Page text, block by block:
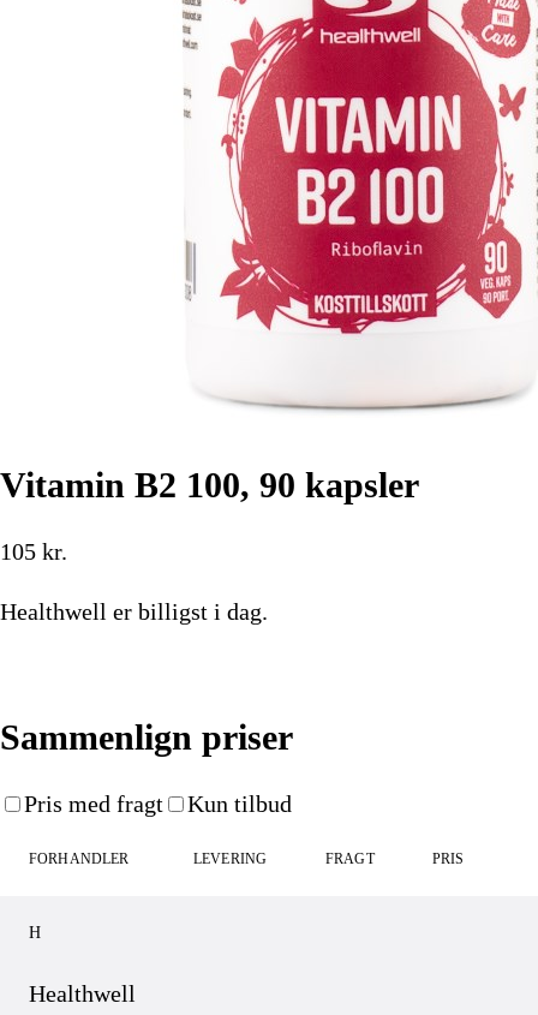
Vitamin B2 100, 90 kapsler
105 kr.
Healthwell er billigst i dag.
Sammenlign priser
Pris med fragt Kun tilbud
FORHANDLER LEVERING FRAGT PRIS
H
Healthwell